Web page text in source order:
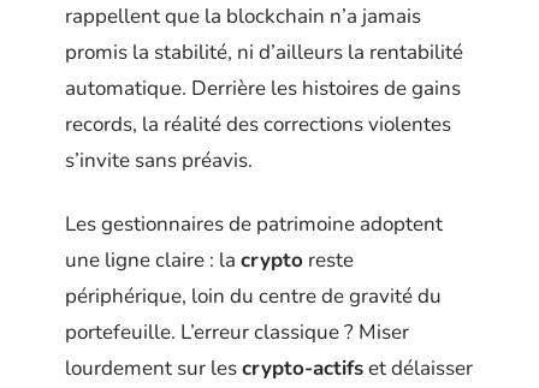
rappellent que la blockchain n’a jamais
promis la stabilité, ni d’ailleurs la rentabilité
automatique. Derrière les histoires de gains
records, la réalité des corrections violentes
s’invite sans préavis.
Les gestionnaires de patrimoine adoptent
une ligne claire : la crypto reste
périphérique, loin du centre de gravité du
portefeuille. L’erreur classique ? Miser
lourdement sur lescrypto-actifset délaisser